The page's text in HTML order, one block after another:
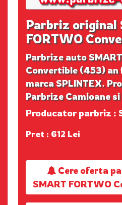
Parbriz original
FORTWO
Parbrize auto
Convertible (453) an
marca SPLINTEX.
Parbrize Camioane
Producator parbriz :
Pret : 612 Lei
Cere oferta
SMART FORTWO